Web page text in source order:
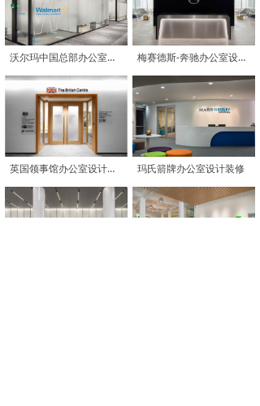
沃尔玛中国总部办公室设计装修 梅赛德斯-奔驰办公室设计装修
英国领事馆办公室设计装修 玛氏箭牌办公室设计装修